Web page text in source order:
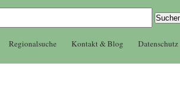
Regionalsuche Kontakt & Blog Datenschutz